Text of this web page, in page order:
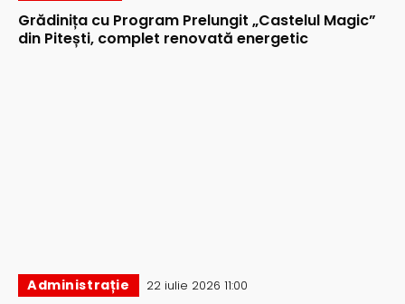
Grădinița cu Program Prelungit „Castelul Magic”
din Pitești, complet renovată energetic
Administrație 22 iulie 2026 11:00